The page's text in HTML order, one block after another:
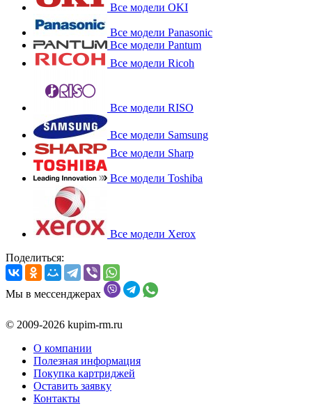
Все модели OKI
Все модели Panasonic
Все модели Pantum
Все модели Ricoh
Все модели RISO
Все модели Samsung
Все модели Sharp
Все модели Toshiba
Все модели Xerox
Поделиться:
Мы в мессенджерах
© 2009-2026 kupim-rm.ru
О компании
Полезная информация
Покупка картриджей
Оставить заявку
Контакты